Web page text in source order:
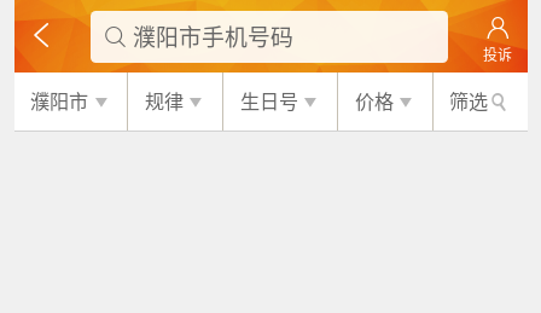
 濮阳市手机号码
投诉
濮阳市 规律 生日号 价格 筛选